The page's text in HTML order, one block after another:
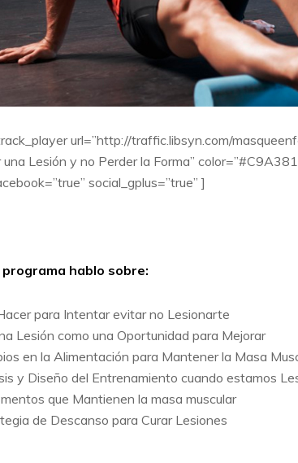
url=”http://traffic.libsyn.com/
Lesión y no Perder la Forma”
social_gplus=”true” ]
programa hablo sobre:
para Intentar evitar no Lesionarte
Lesión como una Oportunidad para Mejorar
en la Alimentación para Mantener la Masa
y Diseño del Entrenamiento cuando estamos
que Mantienen la masa muscular
de Descanso para Curar Lesiones